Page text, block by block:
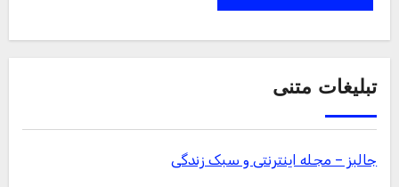
تبلیغات متنی
جالبز – مجله اینترنتی و سبک زندگی